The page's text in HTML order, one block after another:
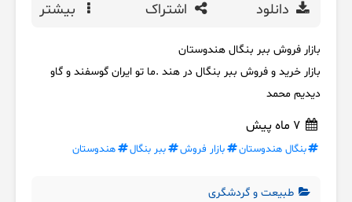
دانلود اشتراک بیشتر
بازار فروش ببر بنگال هندوستان
بازار خرید و فروش ببر بنگال در هند .ما تو ایران گوسفند و گاو
دیدیم محمد
7 ماه پیش
بنگال هندوستان بازار فروش ببر بنگال هندوستان
طبیعت و گردشگری